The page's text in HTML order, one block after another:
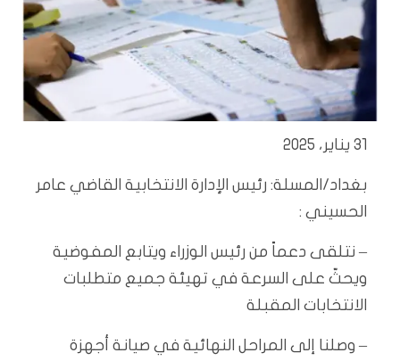
31 يناير، 2025
بغداد/المسلة: رئيس الإدارة الانتخابية القاضي عامر
الحسيني :
– نتلقى دعماً من رئيس الوزراء ويتابع المفوضية
ويحثّ على السرعة في تهيئة جميع متطلبات
الانتخابات المقبلة
– وصلنا إلى المراحل النهائية في صيانة أجهزة